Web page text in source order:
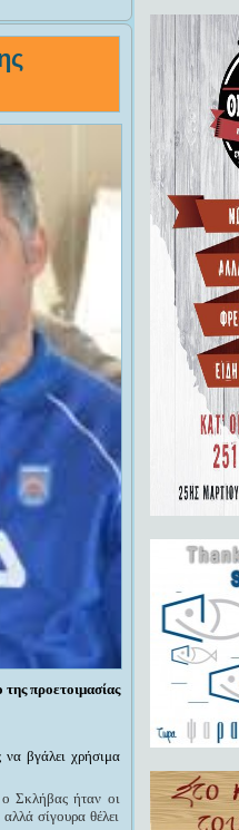
προετοιμασίας
βγάλει χρήσιμα
Σκλήβας ήταν οι
σίγουρα θέλει